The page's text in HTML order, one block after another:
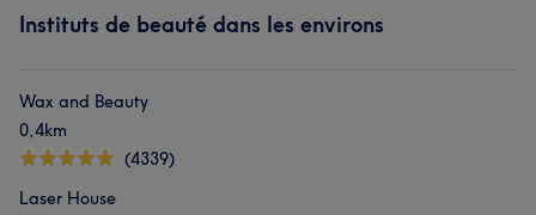
Instituts de beauté dans les environs
Wax and Beauty
0,4km
(4339)
Laser House